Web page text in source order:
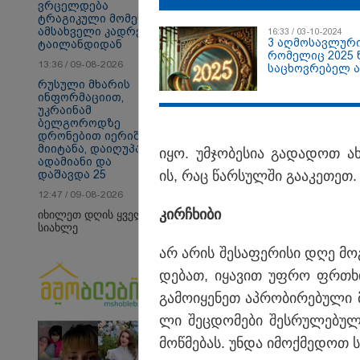
826.90 ლარიდან
ვრცელდება
ტრაგიკული მომენტის
ამსახველი კადრები
ტაილანდიდან
13:36 / 09-08-2026
რუსული მხარის
ინფორმაციით,
უკრაინამ
ბელგოროდზე
დრონებით იერიში
მიიტანა, დაიღუპა 3
ადამიანი და
დაშავდა 25
12:47 / 09-08-2026
იხილეთ დღის ყველა
სიახლე
16:33 / 03-10-2024
3 აღმოსავლური
რომელიც 2025
საცხოვრებელ
იყო. უმ­ჯო­ბე­სია გა­და­დოთ
ის, რაც წარ­სულ­ში გა­ა­კე­თეთ.
კირჩხი­ბი
არ არის შე­სა­ფე­რი­სი დღე
დე­ბათ, იყა­ვით უფრო
გა­მო­ი­ყე­ნეთ
ლი შეც­დო­მე­ბი
მოწ­მე­ბას. უნდა იმოქ­მე­დოთ